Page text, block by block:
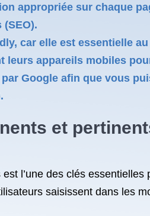
appropriée sur chaque
car elle est essentielle
appareils mobiles
Google afin que vous
et
l’une des clés
saisissent dans les